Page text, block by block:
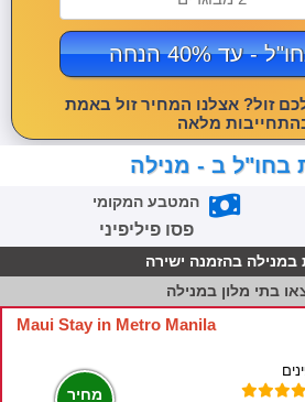
עד 40% הנחה
זול? אצלנו המחיר זול באמת
מלאה
בחו"ל ב - מנילה
המטבע המקומי
פסו פיליפיני
במנילה בהזמנה ישירה
בתי מלון במנילה
Maui Stay in Metro Manila
מחיר